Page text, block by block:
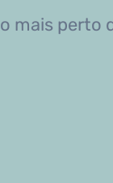
mais perto